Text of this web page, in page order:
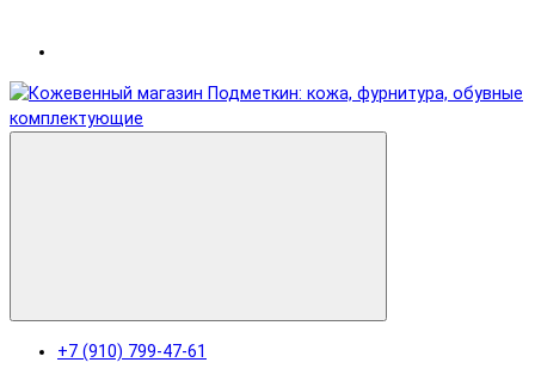
+7 (910) 799-47-61